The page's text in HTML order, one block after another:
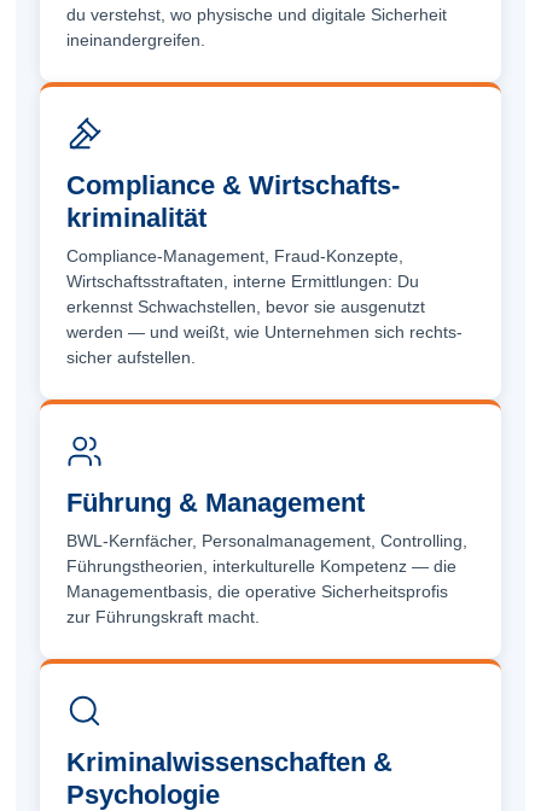
du verstehst, wo physische und digitale Sicherheit
ineinander­greifen.
Compliance & Wirtschafts­
kriminalität
Compliance-Management, Fraud-Konzepte,
Wirtschafts­straftaten, interne Ermittlungen: Du
erkennst Schwach­stellen, bevor sie ausgenutzt
werden — und weißt, wie Unter­nehmen sich rechts­
sicher aufstellen.
Führung & Management
BWL-Kernfächer, Personal­management, Controlling,
Führungs­theorien, interkulturelle Kompetenz — die
Management­basis, die operative Sicherheits­profis
zur Führungs­kraft macht.
Kriminalwissenschaften &
Psychologie